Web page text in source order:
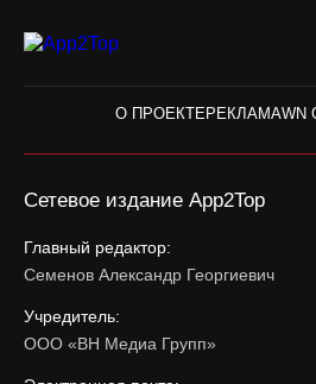
О ПРОЕКТЕРЕКЛАМАWN
Сетевое издание App2Top
Главный редактор:
Семенов Александр Георгиевич
Учредитель:
ООО «ВН Медиа Групп»